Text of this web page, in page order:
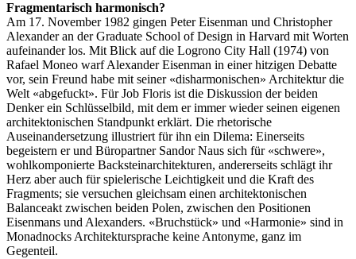
Fragmentarisch harmonisch?
Am 17. November 1982 gingen Peter Eisenman und Christopher
Alexander an der Graduate School of Design in Harvard mit Worten
aufeinander los. Mit Blick auf die Logrono City Hall (1974) von
Rafael Moneo warf Alexander Eisenman in einer hitzigen Debatte
vor, sein Freund habe mit seiner «disharmonischen» Architektur die
Welt «abgefuckt». Für Job Floris ist die Diskussion der beiden
Denker ein Schlüsselbild, mit dem er immer wieder seinen eigenen
architektonischen Standpunkt erklärt. Die rhetorische
Auseinandersetzung illustriert für ihn ein Dilema: Einerseits
begeistern er und Büropartner Sandor Naus sich für «schwere»,
wohlkomponierte Backsteinarchitekturen, andererseits schlägt ihr
Herz aber auch für spielerische Leichtigkeit und die Kraft des
Fragments; sie versuchen gleichsam einen architektonischen
Balanceakt zwischen beiden Polen, zwischen den Positionen
Eisenmans und Alexanders. «Bruchstück» und «Harmonie» sind in
Monadnocks Architektursprache keine Antonyme, ganz im
Gegenteil.